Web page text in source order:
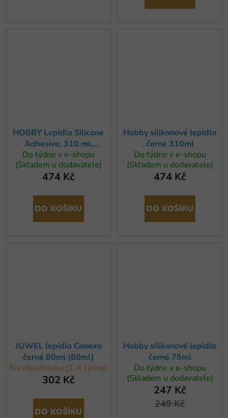
HOBBY Lepidlo Silicone
Adhesive, 310 ml,
transparentní
Do týdne v e-shopu
(Skladem u dodavatele)
474 Kč
DO KOŠÍKU
Hobby silikonové lepidlo
černé 310ml
Do týdne v e-shopu
(Skladem u dodavatele)
474 Kč
DO KOŠÍKU
JUWEL lepidlo Conexo
černé 80ml (80ml)
Na objednávku (1-4 týdny)
302 Kč
DO KOŠÍKU
Hobby silikonové lepidlo
černé 75ml
Do týdne v e-shopu
(Skladem u dodavatele)
247 Kč
249 Kč